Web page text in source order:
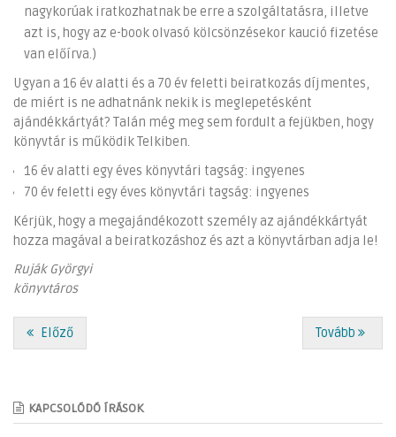
nagykorúak iratkozhatnak be erre a szolgáltatásra, illetve
azt is, hogy az e-book olvasó kölcsönzésekor kaució fizetése
van előírva.)
Ugyan a 16 év alatti és a 70 év feletti beiratkozás díjmentes,
de miért is ne adhatnánk nekik is meglepetésként
ajándékkártyát? Talán még meg sem fordult a fejükben, hogy
könyvtár is működik Telkiben.
16 év alatti egy éves könyvtári tagság: ingyenes
70 év feletti egy éves könyvtári tagság: ingyenes
Kérjük, hogy a megajándékozott személy az ajándékkártyát
hozza magával a beiratkozáshoz és azt a könyvtárban adja le!
Ruják Györgyi
könyvtáros
Előző Tovább
KAPCSOLÓDÓ ÍRÁSOK